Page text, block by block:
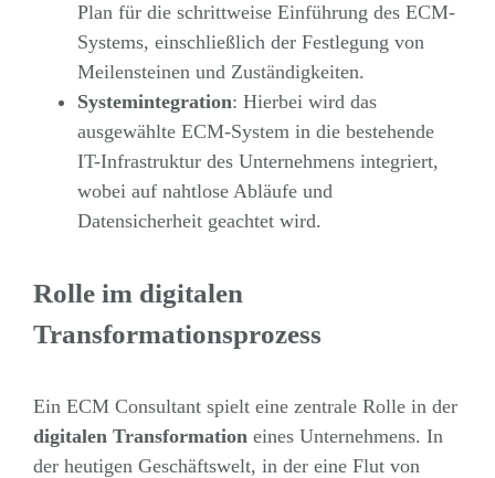
Plan für die schrittweise Einführung des ECM-
Systems, einschließlich der Festlegung von
Meilensteinen und Zuständigkeiten.
Systemintegration: Hierbei wird das
ausgewählte ECM-System in die bestehende
IT-Infrastruktur des Unternehmens integriert,
wobei auf nahtlose Abläufe und
Datensicherheit geachtet wird.
Rolle im digitalen
Transformationsprozess
Ein ECM Consultant spielt eine zentrale Rolle in der
digitalen Transformation eines Unternehmens. In
der heutigen Geschäftswelt, in der eine Flut von